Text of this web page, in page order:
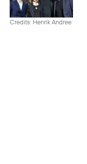
Credits: Henrik Andree